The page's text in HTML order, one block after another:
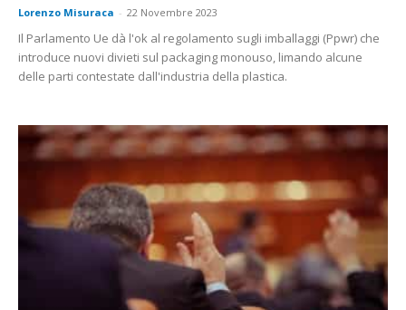
Lorenzo Misuraca - 22 Novembre 2023
Il Parlamento Ue dà l'ok al regolamento sugli imballaggi (Ppwr) che
introduce nuovi divieti sul packaging monouso, limando alcune
delle parti contestate dall'industria della plastica.